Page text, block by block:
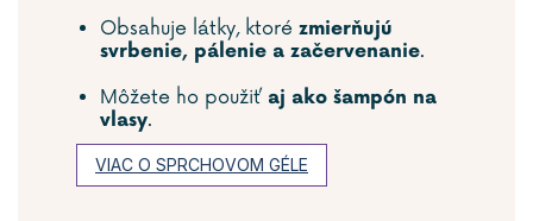
Obsahuje látky, ktoré zmierňujú
svrbenie, pálenie a začervenanie.
Môžete ho použiť aj ako šampón na
vlasy.
VIAC O SPRCHOVOM GÉLE